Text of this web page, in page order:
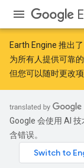
Earth Engine 推出了
为所有人提供可靠
但您可以随时更改项
Google 会使用 AI
含错误。